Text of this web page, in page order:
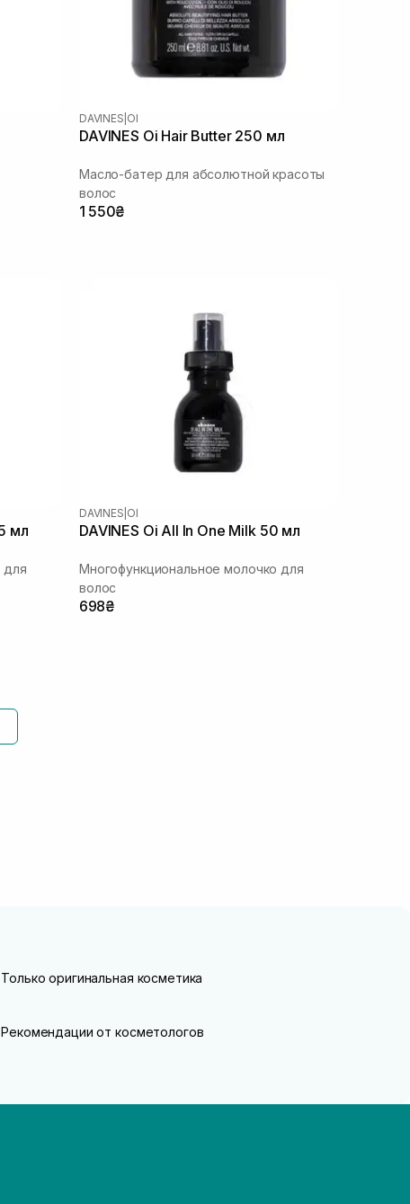
DAVINES OI
DAVINES Oi Hair Butter 250 мл
Масло-батер для абсолютной красоты
волос
1 550₴
мл
для
DAVINES OI
DAVINES Oi All In One Milk 50 мл
Многофункциональное молочко для
волос
698₴
Только оригинальная косметика
Рекомендации от косметологов